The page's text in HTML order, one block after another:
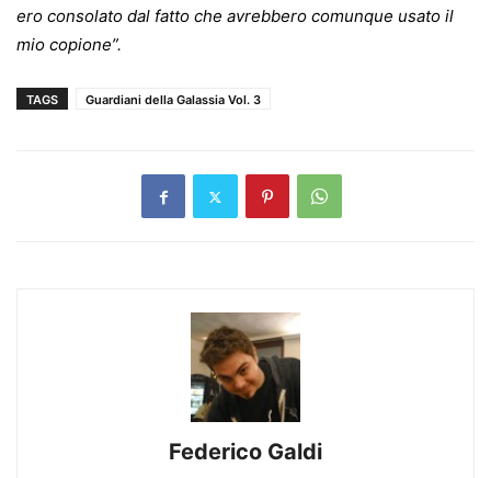
ero consolato dal fatto che avrebbero comunque usato il
mio copione”.
TAGS Guardiani della Galassia Vol. 3
Federico Galdi